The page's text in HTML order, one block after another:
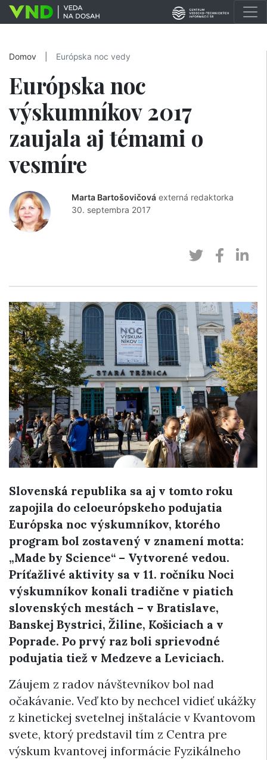
Domov Európska noc vedy
Európska noc
výskumníkov 2017
zaujala aj témami o
vesmíre
Marta Bartošovičová externá redaktorka
30. septembra 2017
Slovenská republika sa aj v tomto roku
zapojila do celoeurópskeho podujatia
Európska noc výskumníkov, ktorého
program bol zostavený v znamení motta:
„Made by Science“ – Vytvorené vedou.
Príťažlivé aktivity sa v 11. ročníku Noci
výskumníkov konali tradične v piatich
slovenských mestách – v Bratislave,
Banskej Bystrici, Žiline, Košiciach a v
Poprade. Po prvý raz boli sprievodné
podujatia tiež v Medzeve a Leviciach.
Záujem z radov návštevníkov bol nad
očakávanie. Veď kto by nechcel vidieť ukážky
z kinetickej svetelnej inštalácie v Kvantovom
svete, ktorý predstavil tím z Centra pre
výskum kvantovej informácie Fyzikálneho